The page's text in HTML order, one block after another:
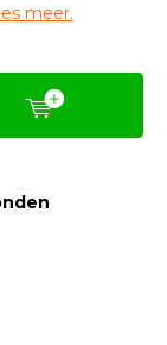
meer.